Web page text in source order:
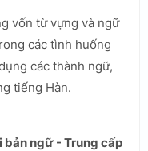
vốn từ vựng và ngữ
các tình huống
các thành ngữ,
tiếng Hàn.
bản ngữ - Trung cấp